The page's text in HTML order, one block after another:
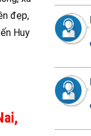
đẹp,
Huy